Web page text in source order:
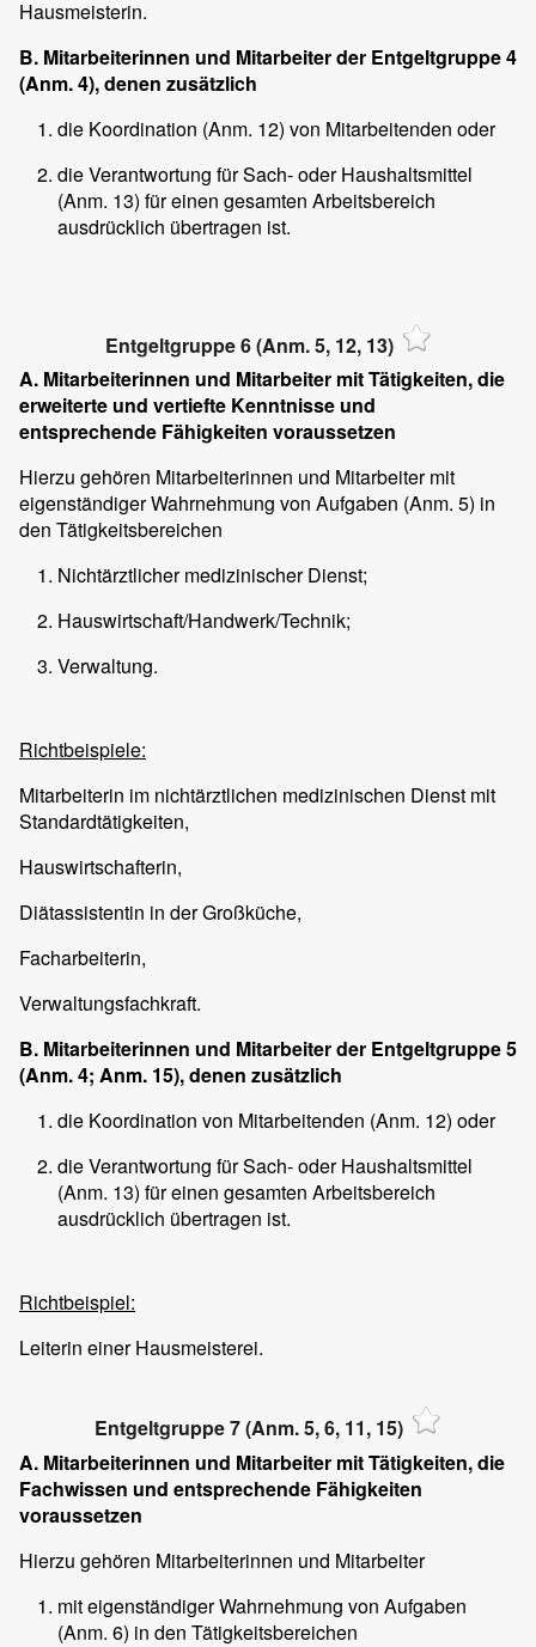
Hausmeisterin.
B. Mitarbeiterinnen und Mitarbeiter der Entgeltgruppe 4
(Anm. 4), denen zusätzlich
die Koordination (Anm. 12) von Mitarbeitenden oder
die Verantwortung für Sach- oder Haushaltsmittel
(Anm. 13) für einen gesamten Arbeitsbereich
ausdrücklich übertragen ist.
Entgeltgruppe 6 (Anm. 5, 12, 13)
A. Mitarbeiterinnen und Mitarbeiter mit Tätigkeiten, die
erweiterte und vertiefte Kenntnisse und
entsprechende Fähigkeiten voraussetzen
Hierzu gehören Mitarbeiterinnen und Mitarbeiter mit
eigenständiger Wahrnehmung von Aufgaben (Anm. 5) in
den Tätigkeitsbereichen
Nichtärztlicher medizinischer Dienst;
Hauswirtschaft/Handwerk/Technik;
Verwaltung.
Richtbeispiele:
Mitarbeiterin im nichtärztlichen medizinischen Dienst mit
Standardtätigkeiten,
Hauswirtschafterin,
Diätassistentin in der Großküche,
Facharbeiterin,
Verwaltungsfachkraft.
B. Mitarbeiterinnen und Mitarbeiter der Entgeltgruppe 5
(Anm. 4; Anm. 15), denen zusätzlich
die Koordination von Mitarbeitenden (Anm. 12) oder
die Verantwortung für Sach- oder Haushaltsmittel
(Anm. 13) für einen gesamten Arbeitsbereich
ausdrücklich übertragen ist.
Richtbeispiel:
Leiterin einer Hausmeisterei.
Entgeltgruppe 7 (Anm. 5, 6, 11, 15)
A. Mitarbeiterinnen und Mitarbeiter mit Tätigkeiten, die
Fachwissen und entsprechende Fähigkeiten
voraussetzen
Hierzu gehören Mitarbeiterinnen und Mitarbeiter
mit eigenständiger Wahrnehmung von Aufgaben
(Anm. 6) in den Tätigkeitsbereichen